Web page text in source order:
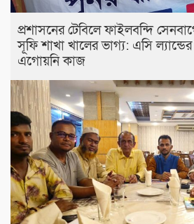
প্রশাসনের টেবিলে ফাইলবন্দি
সূফি শাখা খালের ভাগ্য: এসি
এগোয়নি কাজ